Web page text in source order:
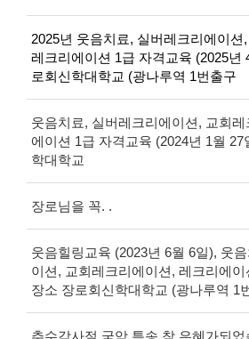
2025년 웃음치료, 실버레크리에이션
레크리에이션 1급 자격교육 (2025
로회신학대학교 (광나루역 1번출구
웃음치료, 실버레크리에이션, 교회
에이션 1급 자격교육 (2024년 1월
학대학교
장로님을 꼭. .
웃음힐링교육 (2023년 6월 6일), 웃
이션, 교회레크리에이션, 레크리에
장소 장로회신학대학교 (광나루역 1
추수감사절 국악 특송 참 은혜가되